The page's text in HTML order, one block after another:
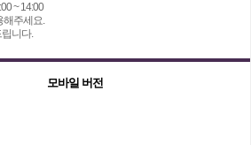
~ 14:00
해주세요.
니다.
모바일 버전